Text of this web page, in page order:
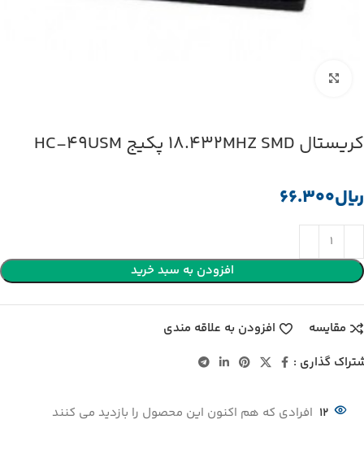
کریستال 18.432MHZ SMD پکیج HC-49USM
﷼
افزودن به سبد خرید
مقایسه
افزودن به علاقه مندی
گذاری :
12 افرادی که هم اکنون این محصول را بازدید می کنند